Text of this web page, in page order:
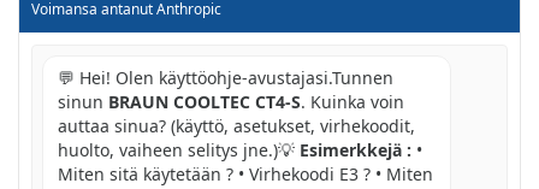
LATAAMINEN JA KAYTON PERUSTEET
LATAUKSEN TILA
MATALA VARAUS
Voimansa antanut Anthropic
💬 Hei! Olen käyttöohje-avustajasi.Tunnen
sinun BRAUN COOLTEC CT4-S. Kuinka voin
auttaa sinua? (käyttö, asetukset, virhekoodit,
huolto, vaiheen selitys jne.)💡 Esimerkkejä : •
Miten sitä käytetään ? • Virhekoodi E3 ? • Miten